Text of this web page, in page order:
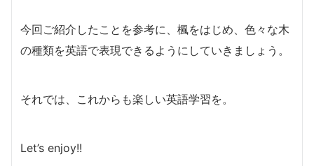
今回ご紹介したことを参考に、楓をはじめ、色々な木
の種類を英語で表現できるようにしていきましょう。
それでは、これからも楽しい英語学習を。
Let’s enjoy!!